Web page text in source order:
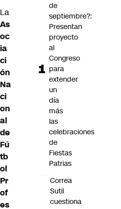
La
As
oc
ia
ci
ón
Na
ci
on
al
de
Fú
tb
ol
Pr
of
es
de
septiembre?:
Presentan
proyecto
al
Congreso
para
extender
un
día
más
las
celebraciones
de
Fiestas
Patrias
Correa
Sutil
cuestiona